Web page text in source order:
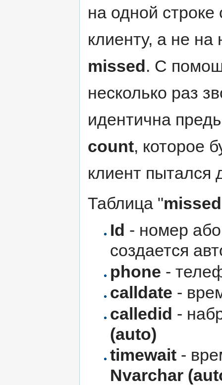
на одной
клиенту, а не на
missed . С
несколько раз
идентична
count, которое
клиент пытался
Таблица "
Id - номер
создается
phone -
calldate -
calledid -
(auto)
timewait-
Nvarchar